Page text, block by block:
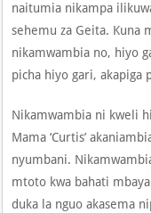
naitumia nikampa
sehemu za Geita. Kuna
nikamwambia no, hiyo
picha hiyo gari, akapiga
Nikamwambia ni kweli
Mama ‘Curtis’
nyumbani.
mtoto kwa bahati
duka la nguo akasema